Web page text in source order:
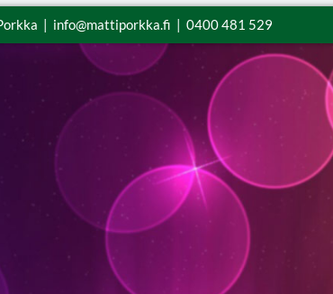
| info@mattiporkka.fi | 0400 481 529